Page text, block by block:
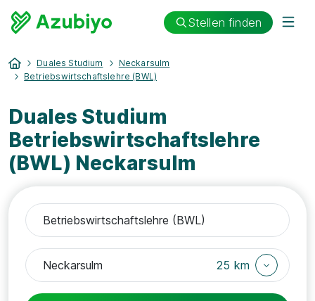
Stellen finden
Duales Studium
Neckarsulm
Betriebswirtschaftslehre (BWL)
Duales Studium
Betriebswirtschaftslehre
(BWL) Neckarsulm
25 km